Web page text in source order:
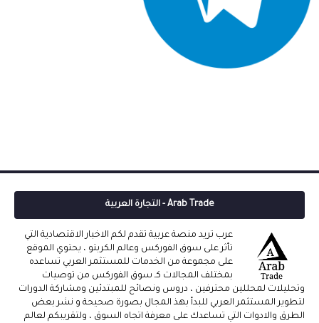
Arab Trade - التجارة العربية
عرب تريد منصة عربية تقدم لكم الاخبار الاقتصادية التي
تأثر على سوق الفوركس وعالم الكربتو ، يحتوي الموقع
على مجموعة من الخدمات للمستثمر العربي تساعده
بمختلف المجالات كـ سوق الفوركس من توصيات
وتحليلات لمحللين محترفين ، دروس ونصائح للمبتدئين ومشاركة الدورات
لتطوير المستثمر العربي للبدأ بهذ المجال بصورة صحيحة و نشر بعض
الطرق والادوات التي تساعدك على معرفة اتجاه السوق ، ولتقريبكم لعالم